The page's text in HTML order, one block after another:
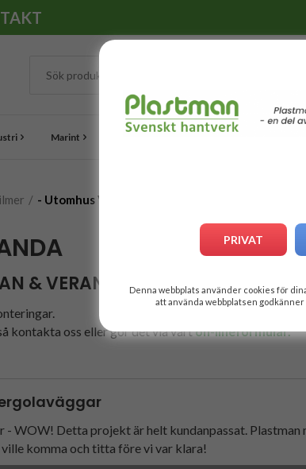
PRIVAT
Denna webbplats använder cookies för
att använda webbplatsen
Marint
/ - Utomhus VERANDA
& VERANDA
kontakta oss eller gör det via vårton-lineformulär.
WOW! Detta projekt är helt kundanpassat.
komma och titta före vi var klara!